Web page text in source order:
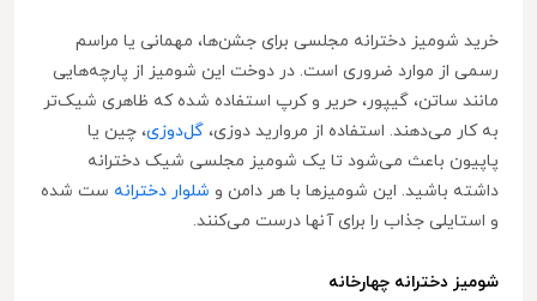
خرید شومیز دخترانه مجلسی برای جشن‌ها، مهمانی یا مراسم
رسمی از موارد ضروری است. در دوخت این شومیز از پارچه‌هایی
مانند ساتن، گیپور، حریر و کرپ استفاده شده که ظاهری شیک‌تر
به کار می‌دهند. استفاده از مروارید دوزی، گل‌دوزی، چین یا
پاپیون باعث می‌شود تا یک شومیز مجلسی شیک دخترانه
داشته باشید. این شومیزها با هر دامن و شلوار دخترانه ست شده
و استایلی جذاب را برای آنها درست می‌کنند.
شومیز دخترانه چهارخانه